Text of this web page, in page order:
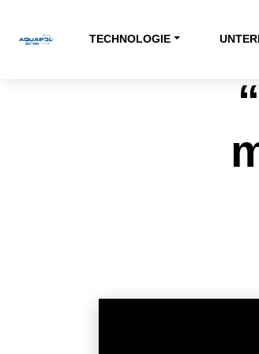
TECHNOLOGIE